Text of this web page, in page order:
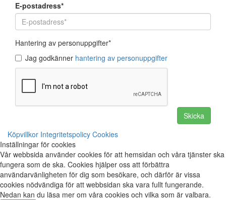
E-postadress*
Hantering av personuppgifter*
Jag godkänner hantering av personuppgifter
Skicka
Köpvillkor Integritetspolicy Cookies
Inställningar för cookies
Vår webbsida använder cookies för att hemsidan och våra tjänster ska
fungera som de ska. Cookies hjälper oss att förbättra
användarvänligheten för dig som besökare, och därför är vissa
cookies nödvändiga för att webbsidan ska vara fullt fungerande.
Nedan kan du läsa mer om våra cookies och vilka som är valbara.